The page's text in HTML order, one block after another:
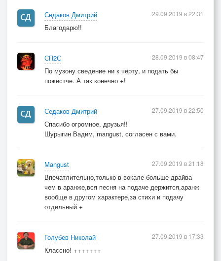
Седаков Дмитрий
Благодарю!!
29.09.2019 в 22:31
СП2С
По музону сведение ни к чёрту, и подать бы
пожёстче. А так конечно +!
28.09.2019 в 08:47
Седаков Дмитрий
Спасибо огромное, друзья!!
Шурыгин Вадим, mangust, согласен с вами.
27.09.2019 в 22:50
Mangust
Впечатлительно,только в вокале больше драйва
чем в аранже,вся песня на подаче держится,аранж
вообще в другом характере,за стихи и подачу
отдельный +
27.09.2019 в 21:18
Голубев Николай
Классно! +++++++
27.09.2019 в 17:33